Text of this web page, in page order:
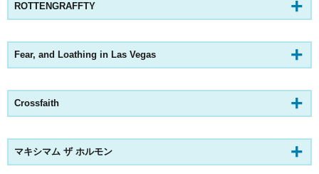
ROTTENGRAFFTY
Fear, and Loathing in Las Vegas
Crossfaith
マキシマム ザ ホルモン